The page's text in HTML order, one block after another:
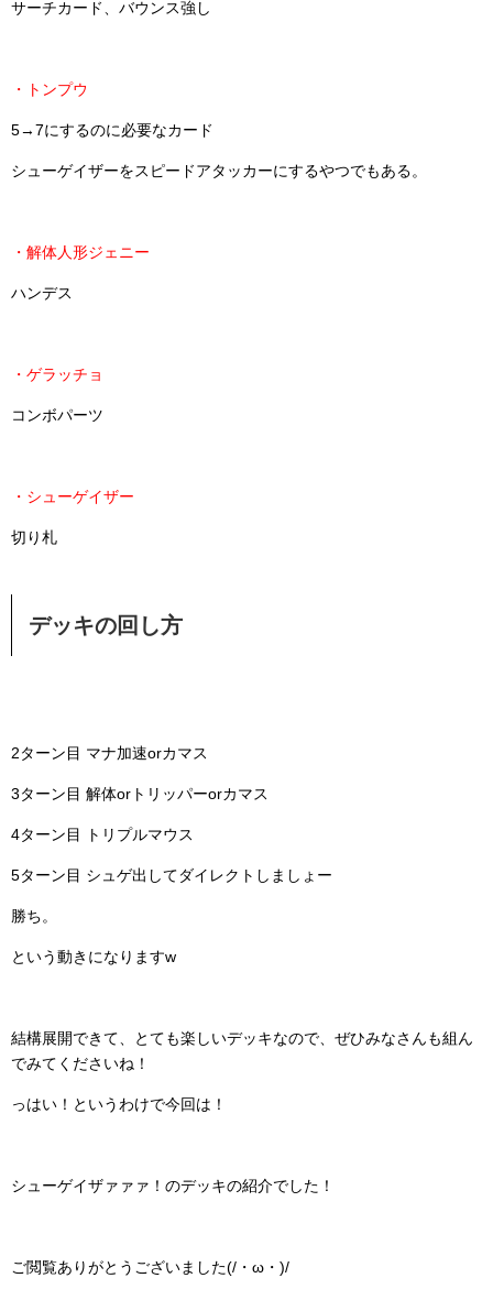
サーチカード、バウンス強し
・トンプウ
5→7にするのに必要なカード
シューゲイザーをスピードアタッカーにするやつでもある。
・解体人形ジェニー
ハンデス
・ゲラッチョ
コンボパーツ
・シューゲイザー
切り札
デッキの回し方
2ターン目 マナ加速orカマス
3ターン目 解体orトリッパーorカマス
4ターン目 トリプルマウス
5ターン目 シュゲ出してダイレクトしましょー
勝ち。
という動きになりますw
結構展開できて、とても楽しいデッキなので、ぜひみなさんも組ん
でみてくださいね！
っはい！というわけで今回は！
シューゲイザァァァ！のデッキの紹介でした！
ご閲覧ありがとうございました(/・ω・)/